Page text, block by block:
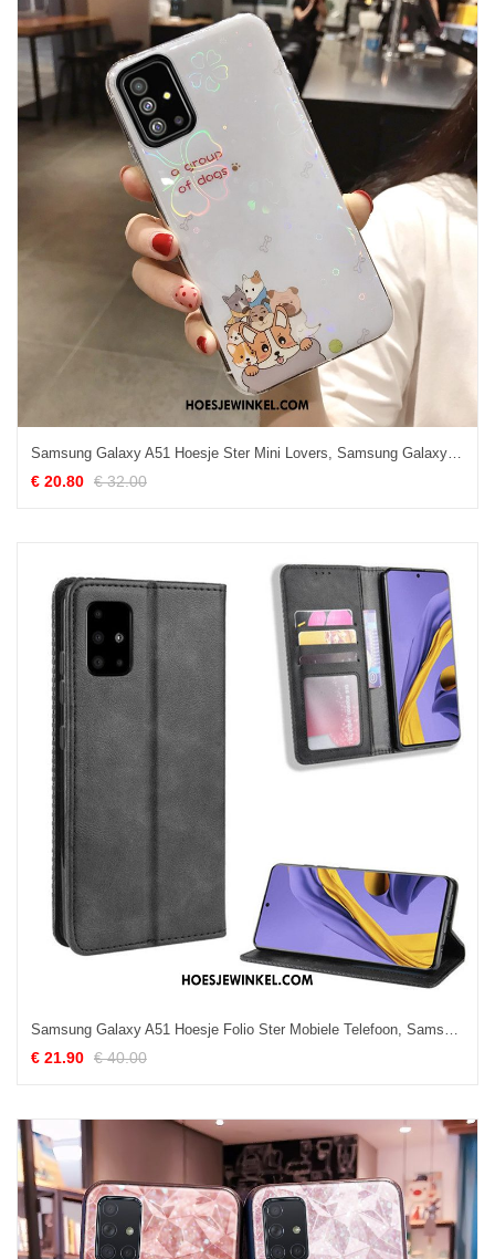
Samsung Galaxy A51 Hoesje Ster Mini Lovers, Samsung Galaxy A51 Hoesje All Inclusive Decompressie
€ 20.80 € 32.00
Samsung Galaxy A51 Hoesje Folio Ster Mobiele Telefoon, Samsung Galaxy A51 Hoesje Hoes Bescherming
€ 21.90 € 40.00